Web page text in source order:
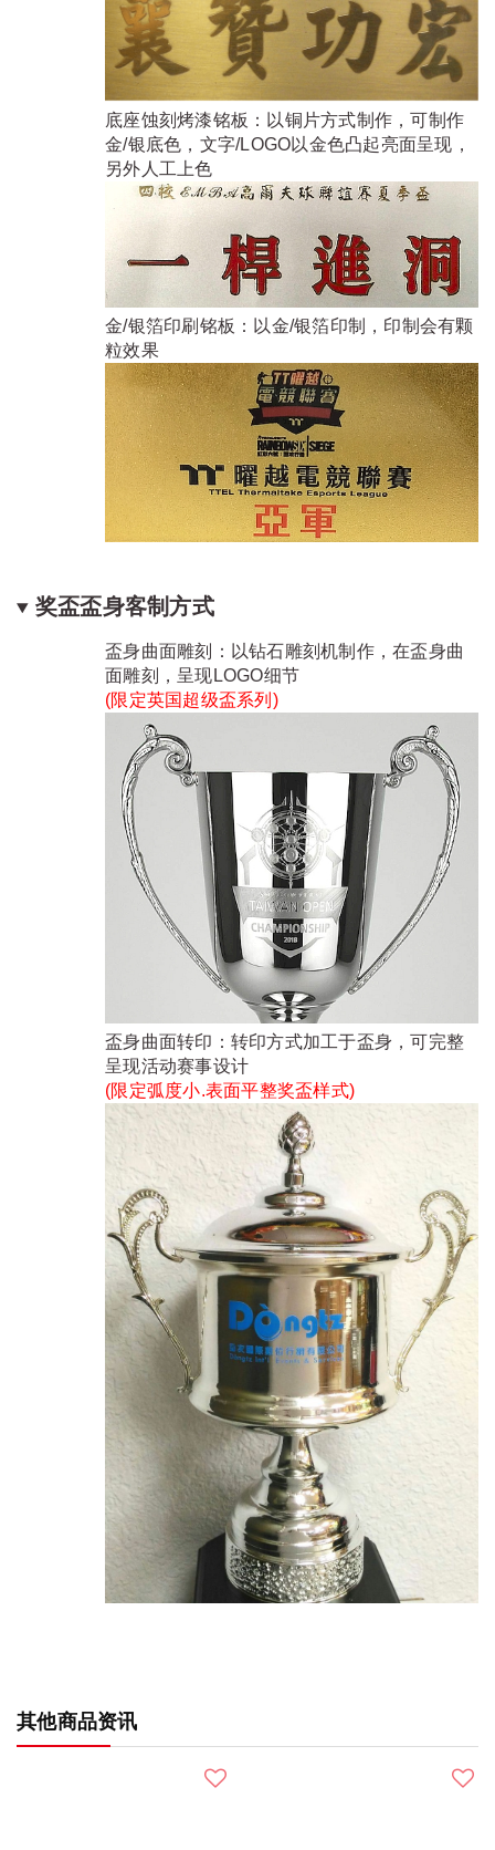
底座蚀刻烤漆铭板：以铜片方式制作，可制作
金/银底色，文字/LOGO以金色凸起亮面呈现，
另外人工上色
金/银箔印刷铭板：以金/银箔印制，印制会有颗
粒效果
奖盃盃身客制方式
盃身曲面雕刻：以钻石雕刻机制作，在盃身曲
面雕刻，呈现LOGO细节
(限定英国超级盃系列 )
盃身曲面转印：转印方式加工于盃身，可完整
呈现活动赛事设计
(限定弧度小.表面平整奖盃样式)
其他商品资讯